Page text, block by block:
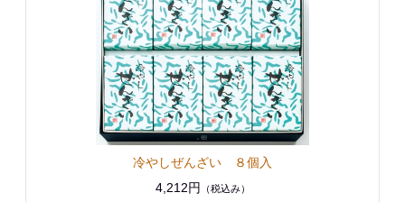
冷やしぜんざい ８個入
4,212円
（税込み）